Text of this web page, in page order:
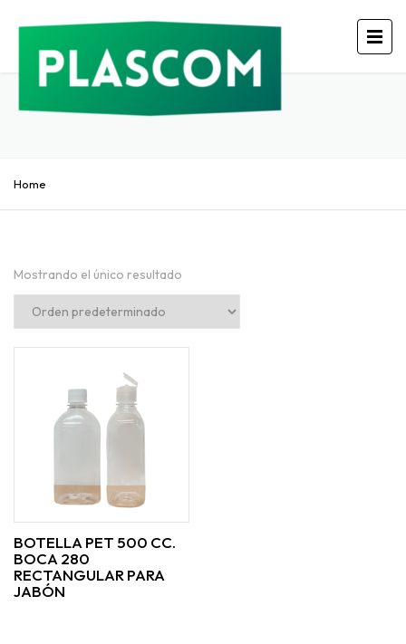
Home
Mostrando el único resultado
BOTELLA PET 500 CC.
BOCA 280
RECTANGULAR PARA
JABÓN